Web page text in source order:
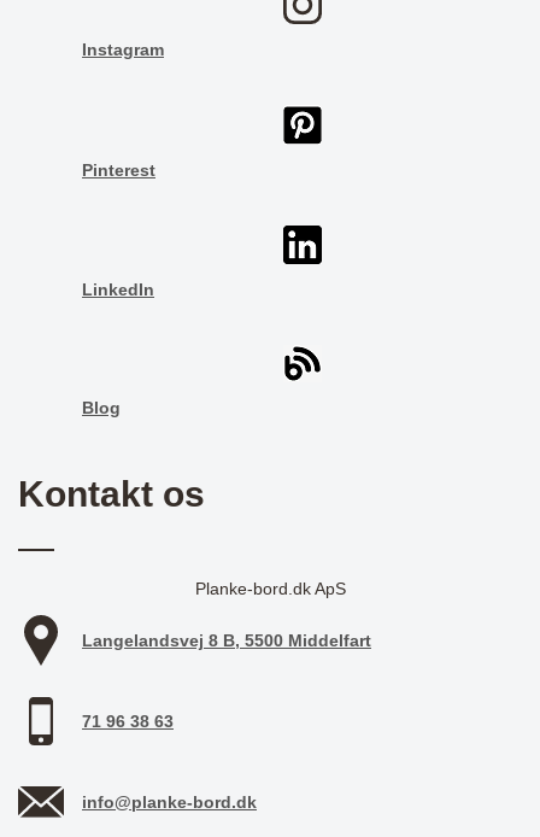
Instagram
Pinterest
LinkedIn
Blog
Kontakt os
Planke-bord.dk ApS
Langelandsvej 8 B, 5500 Middelfart
71 96 38 63
info@planke-bord.dk